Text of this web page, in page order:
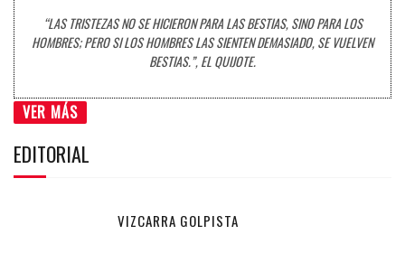
“LAS TRISTEZAS NO SE HICIERON PARA LAS BESTIAS, SINO PARA LOS
HOMBRES; PERO SI LOS HOMBRES LAS SIENTEN DEMASIADO, SE VUELVEN
BESTIAS.”, EL QUIJOTE.
VER MÁS
EDITORIAL
VIZCARRA GOLPISTA